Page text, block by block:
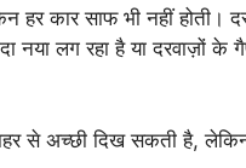
हर कार साफ भी नहीं होती।
नया लग रहा है या दरवाज़ों के
से अच्छी दिख सकती है,